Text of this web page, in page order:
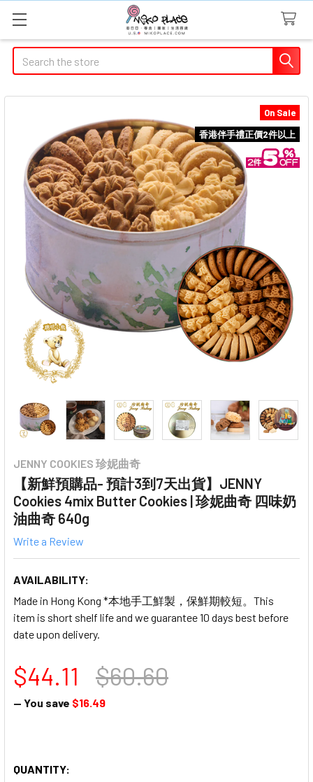
Search
JENNY COOKIES 珍妮曲奇
【新鮮預購品- 預計3到7天出貨】JENNY
Cookies 4mix Butter Cookies | 珍妮曲奇 四味奶
油曲奇 640g
Write a Review
AVAILABILITY:
Made in Hong Kong *本地手工鮮製，保鮮期較短。This
item is short shelf life and we guarantee 10 days best before
date upon delivery.
On Sale
香港伴手禮正價2件以上
$44.11 $60.60
— You save $16.49
QUANTITY: